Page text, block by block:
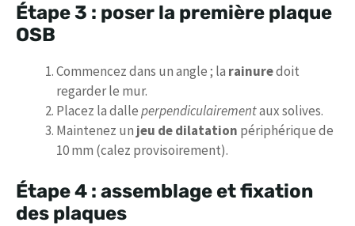
Étape 3 : poser la première plaque
OSB
Commencez dans un angle ; la rainuredoit
regarder le mur.
Placez la dalleperpendiculairementaux solives.
Maintenez un jeu de dilatation périphérique de
10 mm (calez provisoirement).
Étape 4 : assemblage et fixation
des plaques